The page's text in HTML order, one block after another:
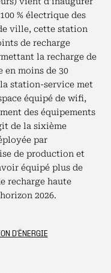
% électrique des
ville, cette station
de recharge
la recharge de
en moins de 30
station-service met
équipé de wifi,
des équipements
de la sixième
par
de production et
équipé plus de
recharge haute
2026.
D'ÉNERGIE